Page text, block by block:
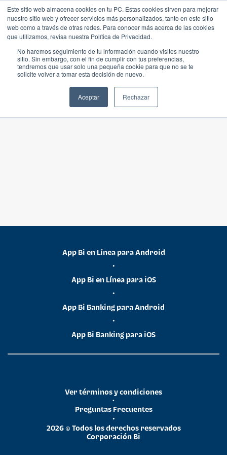
Este sitio web almacena cookies en tu PC. Estas cookies sirven para mejorar
nuestro sitio web y ofrecer servicios más personalizados, tanto en este sitio
web como a través de otras redes. Para conocer más acerca de las cookies
que utilizamos, revisa nuestra Política de Privacidad.
No haremos seguimiento de tu información cuando visites nuestro
sitio. Sin embargo, con el fin de cumplir con tus preferencias,
tendremos que usar solo una pequeña cookie para que no se te
solicite volver a tomar esta decisión de nuevo.
Aceptar Rechazar
App Bi en Línea para Android
•
App Bi en Línea para iOS
•
App Bi Banking para Android
•
App Bi Banking para iOS
2026 © Todos los derechos reservados
Corporación Bi
•
Preguntas Frecuentes
•
Ver términos y condiciones